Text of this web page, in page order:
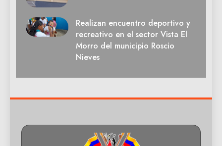
Realizan encuentro deportivo y
recreativo en el sector Vista El
Morro del municipio Roscio
Nieves